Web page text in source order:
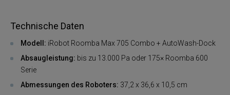
Technische Daten
Modell: iRobot Roomba Max 705 Combo + AutoWash-Dock
Absaugleistung: bis zu 13.000 Pa oder 175× Roomba 600
Serie
Abmessungen des Roboters: 37,2 x 36,6 x 10,5 cm